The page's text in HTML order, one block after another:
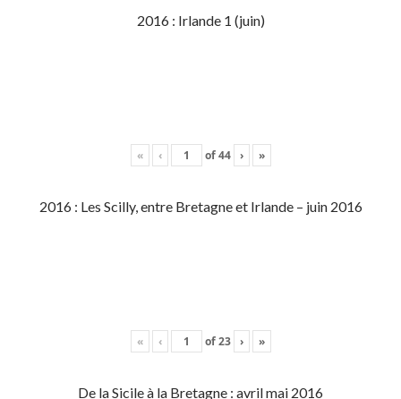
2016 : Irlande 1 (juin)
« ‹ of44 › »
2016 : Les Scilly, entre Bretagne et Irlande – juin 2016
« ‹ of23 › »
De la Sicile à la Bretagne : avril mai 2016